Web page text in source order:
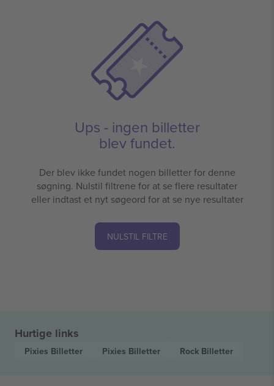
Ups - ingen billetter
blev fundet.
Der blev ikke fundet nogen billetter for denne
søgning. Nulstil filtrene for at se flere resultater
eller indtast et nyt søgeord for at se nye resultater
NULSTIL FILTRE
Hurtige links
Pixies Billetter Pixies Billetter Rock Billetter